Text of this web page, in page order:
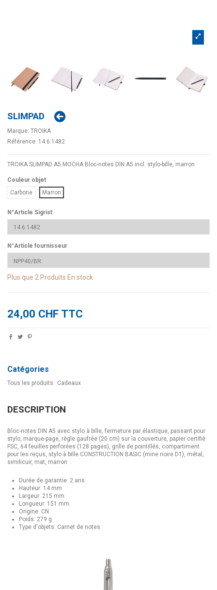
SLIMPAD
Marque: TROIKA
Référence: 14.6.1482
TROIKA SLIMPAD A5 MOCHA Bloc-notes DIN A5 incl. stylo-bille, marron
Couleur objet
Carbone
Marron
N°Article Sigrist
N°Article fournisseur
Plus que 2 Produits En stock
24,00 CHF TTC
Catégories
Tous les produits Cadeaux
DESCRIPTION
Bloc-notes DIN A5 avec stylo à bille, fermeture par élastique, passant pour
stylo, marque-page, règle gaufrée (20 cm) sur la couverture, papier certifié
FSC, 64 feuilles perforées (128 pages), grille de pointillés, compartiment
pour les reçus, stylo à bille CONSTRUCTION BASIC (mine noire D1), métal,
similicuir, mat, marron
Durée de garantie: 2 ans
Hauteur: 14 mm
Largeur: 215 mm
Longueur: 151 mm
Origine: CN
Poids: 279 g
Type d'objets: Carnet de notes